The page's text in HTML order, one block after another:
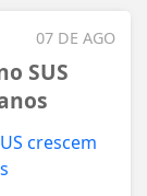
07 DE AGO
SUS